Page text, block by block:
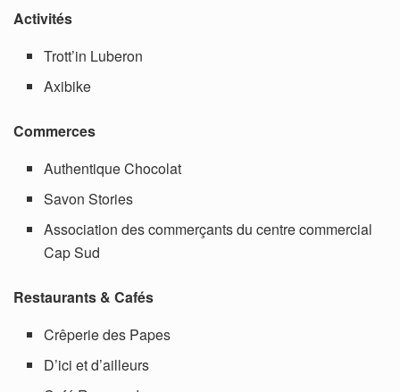
Activités
Trott’in Luberon
Axibike
Commerces
Authentique Chocolat
Savon Stories
Association des commerçants du centre commercial
Cap Sud
Restaurants & Cafés
Crêperie des Papes
D’ici et d’ailleurs